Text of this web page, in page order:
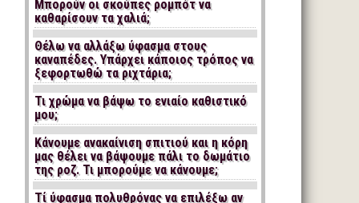
Μπορούν οι σκούπες ρομπότ να
καθαρίσουν τα χαλιά;
Θέλω να αλλάξω ύφασμα στους
καναπέδες. Υπάρχει κάποιος τρόπος να
ξεφορτωθώ τα ριχτάρια;
Τι χρώμα να βάψω το ενιαίο καθιστικό
μου;
Κάνουμε ανακαίνιση σπιτιού και η κόρη
μας θέλει να βάψουμε πάλι το δωμάτιο
της ροζ. Τι μπορούμε να κάνουμε;
Τί ύφασμα πολυθρόνας να επιλέξω αν